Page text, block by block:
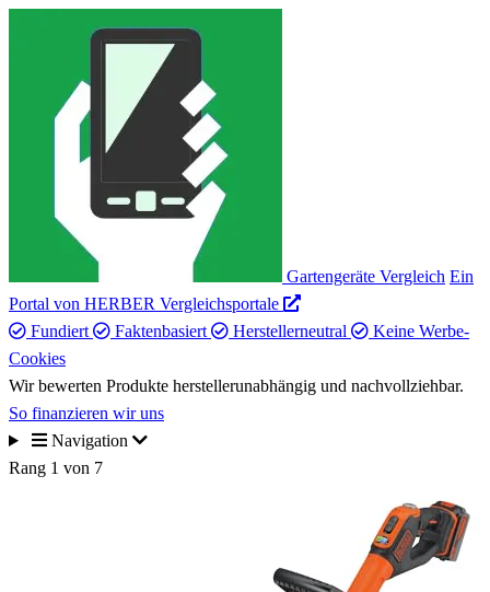
Gartengeräte Vergleich Ein
Portal von HERBER Vergleichsportale
Fundiert
Faktenbasiert Herstellerneutral
Keine Werbe-
Cookies
Wir bewerten Produkte herstellerunabhängig und nachvollziehbar.
So finanzieren wir uns
Navigation
Rang 1 von 7